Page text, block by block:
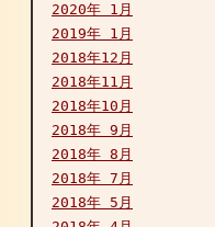
2020年 1月
2019年 1月
2018年12月
2018年11月
2018年10月
2018年 9月
2018年 8月
2018年 7月
2018年 5月